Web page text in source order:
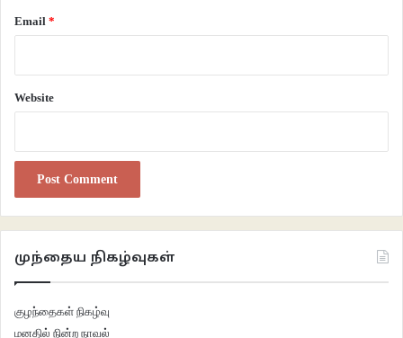
Email *
Website
முந்தைய நிகழ்வுகள்
குழந்தைகள் நிகழ்வு
மனதில் நின்ற நாவல்